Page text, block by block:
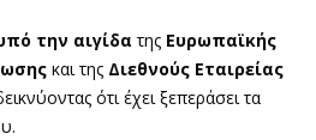
την αιγίδα της Ευρωπαϊκής
και της Διεθνούς Εταιρείας
ότι έχει ξεπεράσει τα